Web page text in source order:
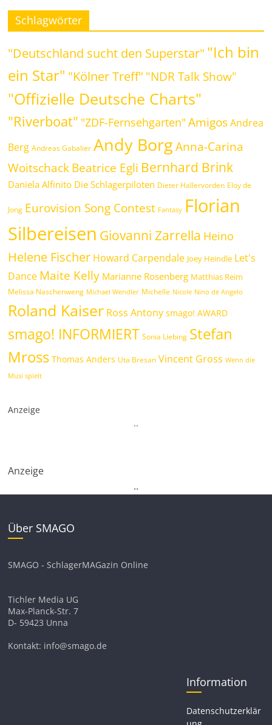
Schlagwörter
"Deutschland sucht den Superstar" "Ich bin
ein Star" "Kölner Treff" "NDR Talk Show"
"Offizielle Deutsche Charts"
"Riverboat" "ZDF-Fernsehgarten" Amigos Andrea
Berg Andreas Gabalier Andy Borg Anna-Carina
WoitschackBeatrice Egli Bernhard Brink
Daniela Alfinito Die Schlagerpiloten Dieter Hallervorden Eloy de
Jong Eurovision Song Contest Fantasy Florian
Silbereisen Giovanni Zarrella Heino
Helene Fischer Howard Carpendale Joey Heindle Let's
Dance Maite Kelly Marianne Rosenberg Matthias Reim
Melissa Naschenweng Michael Wendler Michelle Nicole Nino de Angelo
Roland Kaiser Ross Antony smago! AWARD
smago! INFORMIERT Sonia Liebing Stefan
Mross Thomas Anders Uta Bresan Vincent Gross Wenn die
Musi spielt
Anzeige
..
Anzeige
..
Über SMAGO
SMAGO - SchlagerMAGazin Online
Tichler Media UG
Max-Planck-Str. 7
D- 59423 Unna
Kontakt: info@smago.de
Information
Datenschutzerklär